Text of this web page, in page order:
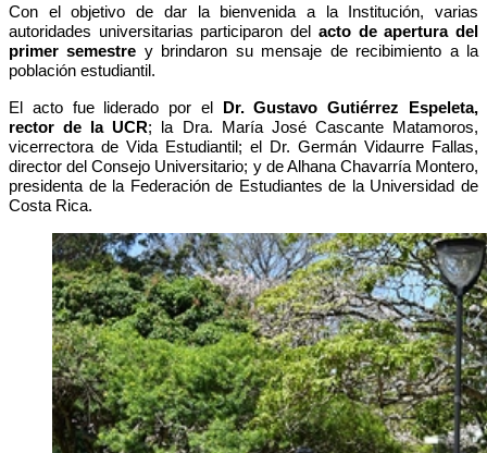
Con el objetivo de dar la bienvenida a la Institución, varias
autoridades universitarias participaron del acto de apertura del
primer semestre y brindaron su mensaje de recibimiento a la
población estudiantil.
El acto fue liderado por el
Dr. Gustavo Gutiérrez Espeleta,
rector de la UCR; la Dra. María José Cascante Matamoros,
vicerrectora de Vida Estudiantil; el Dr. Germán Vidaurre Fallas,
director del Consejo Universitario; y de Alhana Chavarría Montero,
presidenta de la Federación de Estudiantes de la Universidad de
Costa Rica.